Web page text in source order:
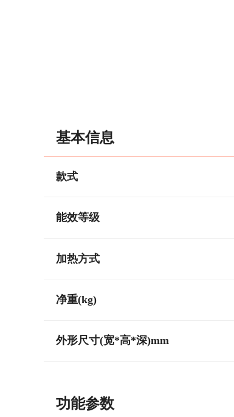
基本信息
款式
能效等级
加热方式
净重(kg)
外形尺寸(宽*高*深)mm
功能参数